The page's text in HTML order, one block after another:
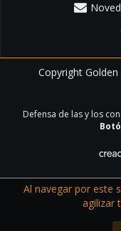
Al navegar por este
agilizar
Copyright
Defensa de las y los